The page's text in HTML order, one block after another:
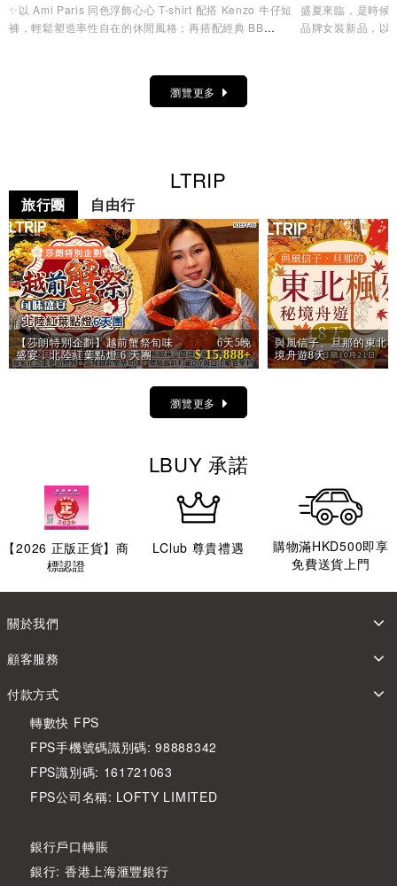
✨以 Ami Paris 同色浮飾心心 T-shirt 配搭 Kenzo 牛仔短
褲，輕鬆塑造率性自在的休閒風格；再搭配經典 BB
Stripes Cap及 MMY 低幫帆布鞋，為整體造型注入活力
氣息，輕鬆展現不費力的時尚魅力。
盛夏來臨，是時候
品牌女裝新品，以
瀏覽更多
LTRIP
旅行團 自由行
【莎朗特別企劃】越前蟹祭旬味
盛宴．北陸紅葉點燈 6 天團
6天5晚
$ 15,888+
與風信子、旦那的東北
境舟遊8天
瀏覽更多
LBUY 承諾
【2026 正版正貨】商
標認證
LClub 尊貴禮遇
購物滿HKD500即享
免費送貨上門
關於我們
顧客服務
付款方式
轉數快 FPS
FPS手機號碼識別碼: 98888342
FPS識別碼: 161721063
FPS公司名稱: LOFTY LIMITED
銀行戶口轉賬
銀行: 香港上海滙豐銀行